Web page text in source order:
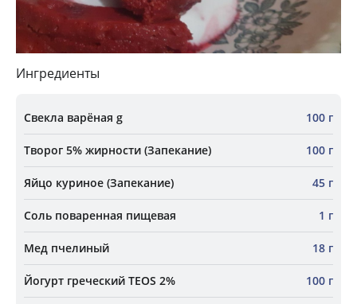
Ингредиенты
Свекла варёная g 100 г
Творог 5% жирности (Запекание) 100 г
Яйцо куриное (Запекание) 45 г
Соль поваренная пищевая 1 г
Мед пчелиный 18 г
Йогурт греческий TEOS 2% 100 г